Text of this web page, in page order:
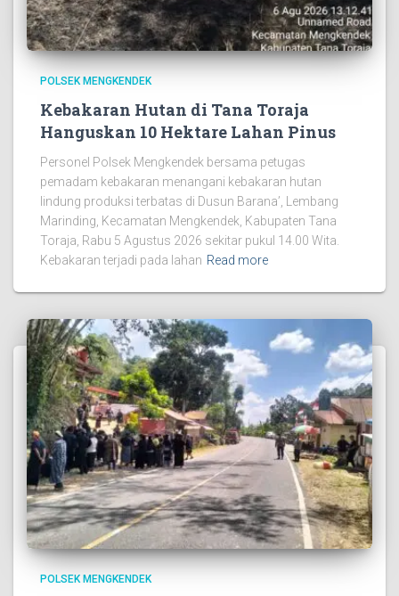
POLSEK MENGKENDEK
Kebakaran Hutan di Tana Toraja
Hanguskan 10 Hektare Lahan Pinus
Personel Polsek Mengkendek bersama petugas
pemadam kebakaran menangani kebakaran hutan
lindung produksi terbatas di Dusun Barana’, Lembang
Marinding, Kecamatan Mengkendek, Kabupaten Tana
Toraja, Rabu 5 Agustus 2026 sekitar pukul 14.00 Wita.
Kebakaran terjadi pada lahan Read more
POLSEK MENGKENDEK